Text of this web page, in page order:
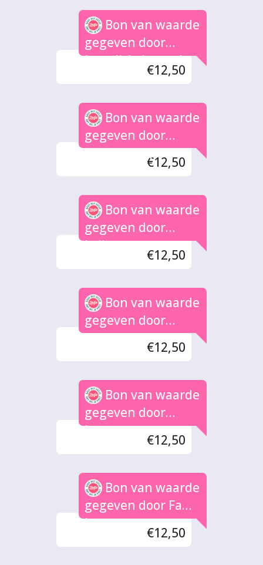
Bon van waarde
gegeven door
kerstlichtjes tocht
€12,50
Bon van waarde
gegeven door
Hogenkamp
€12,50
Bon van waarde
gegeven door
Leijten
€12,50
Bon van waarde
gegeven door
Fam.Tankink
€12,50
Bon van waarde
gegeven door
Loppez
€12,50
Bon van waarde
gegeven door Fam
kroesen
€12,50